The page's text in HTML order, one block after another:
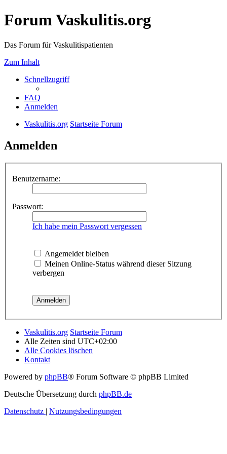
Forum Vaskulitis.org
Das Forum für Vaskulitispatienten
Zum Inhalt
Schnellzugriff
FAQ
Anmelden
Vaskulitis.org Startseite Forum
Anmelden
Benutzername:
Passwort:
Ich habe mein Passwort vergessen
Angemeldet bleiben
Meinen Online-Status während dieser Sitzung
verbergen
Vaskulitis.org Startseite Forum
Alle Zeiten sind UTC+02:00
Alle Cookies löschen
Kontakt
Powered by phpBB® Forum Software © phpBB Limited
Deutsche Übersetzung durch phpBB.de
Datenschutz | Nutzungsbedingungen